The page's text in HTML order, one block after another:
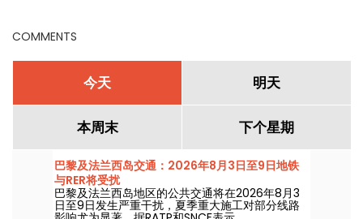
COMMENTS
今天 明天
本周末 下个星期
巴黎及法兰西岛交通：2026年8月3日至9日地铁
与RER将受扰
巴黎及法兰西岛地区的公共交通将在2026年8月3
日至9日发生严重干扰，夏季重大施工对部分线路